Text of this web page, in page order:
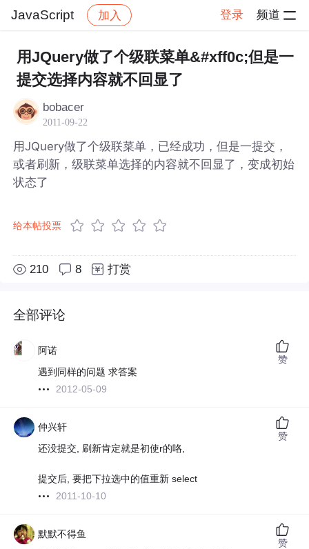
JavaScript 加入 登录 频道
社区 JavaScript 帖子详情
用JQuery做了个级联菜单&#xff0c;但是一
提交选择内容就不回显了
bobacer
2011-09-22
用JQuery做了个级联菜单，已经成功，但是一提交，
或者刷新，级联菜单选择的内容就不回显了，变成初始
状态了
给本帖投票
210 8 打赏
全部评论
阿诺
遇到同样的问题 求答案
2012-05-09
赞
仲兴轩
还没提交, 刷新肯定就是初使r的咯,
提交后, 要把下拉选中的值重新 select
2011-10-10
赞
默默不得鱼
赞